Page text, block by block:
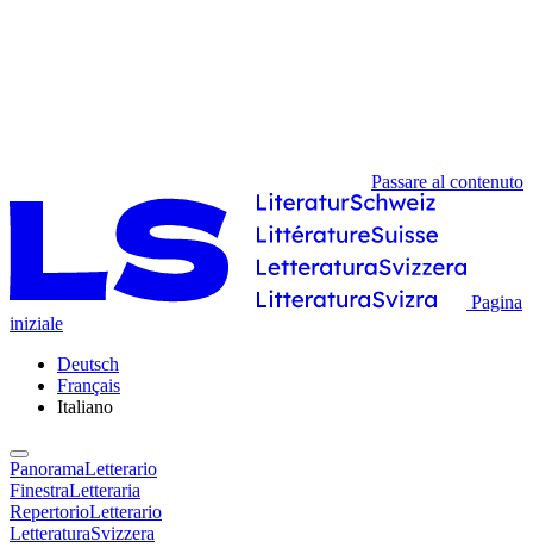
Passare al contenuto
Pagina
iniziale
Deutsch
Français
Italiano
PanoramaLetterario
FinestraLetteraria
RepertorioLetterario
LetteraturaSvizzera